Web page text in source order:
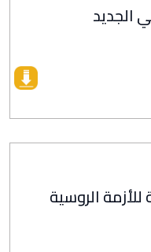
الجديد
للأزمة الروسية